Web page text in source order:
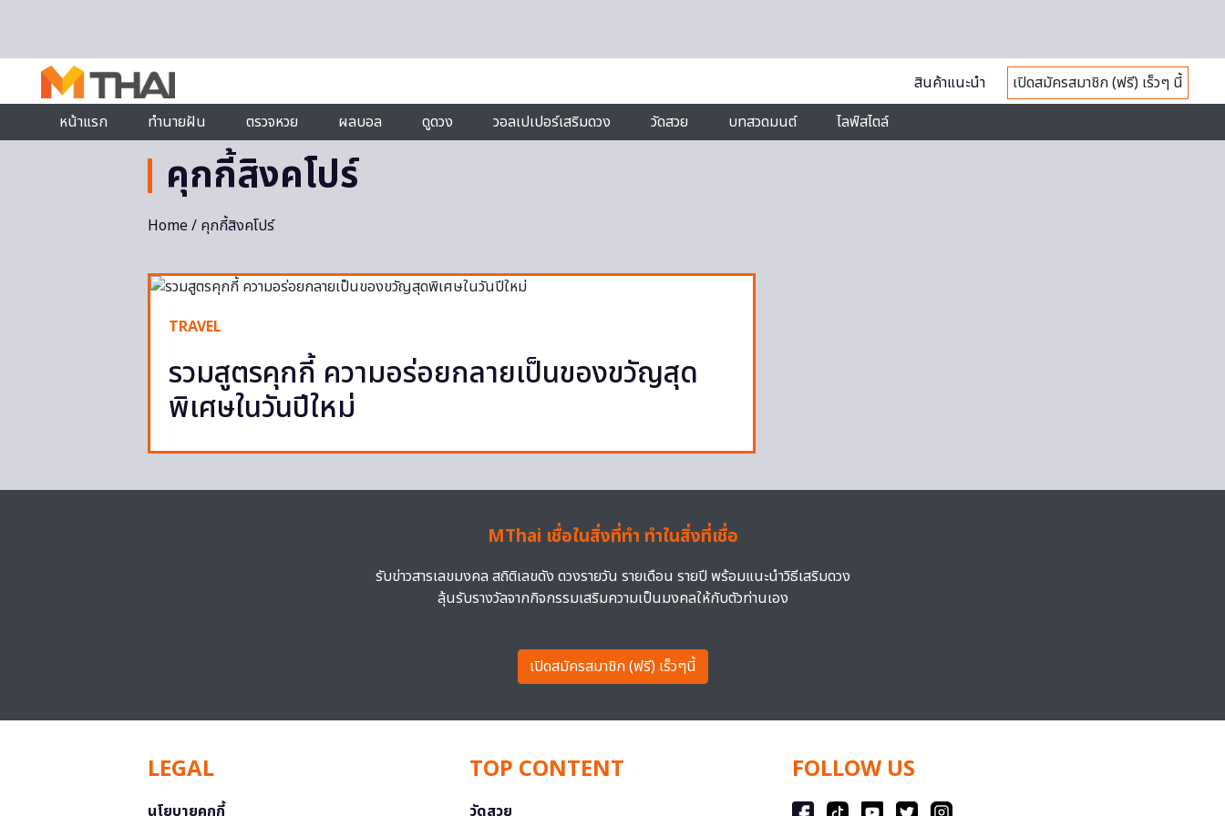
สินค้าแนะนำ
เปิดสมัครสมาชิก (ฟรี) เร็วๆ นี้
หน้าแรก
ทำนายฝัน ตรวจหวย ผลบอล ดูดวง วอลเปเปอร์เสริมดวง วัดสวย บทสวดมนต์ ไลฟ์สไตล์
คุกกี้สิงคโปร์
Home/ คุกกี้สิงคโปร์
TRAVEL
รวมสูตรคุกกี้ ความอร่อยกลายเป็นของขวัญสุด
พิเศษในวันปีใหม่
MThai เชื่อในสิ่งที่ทำ ทำในสิ่งที่เชื่อ
รับข่าวสารเลขมงคล สถิติเลขดัง ดวงรายวัน รายเดือน รายปี พร้อมแนะนำวิธีเสริมดวง
ลุ้นรับรางวัลจากกิจกรรมเสริมความเป็นมงคลให้กับตัวท่านเอง
เปิดสมัครสมาชิก (ฟรี) เร็วๆนี้
LEGAL
นโยบายคุกกี้
TOP CONTENT
วัดสวย
FOLLOW US